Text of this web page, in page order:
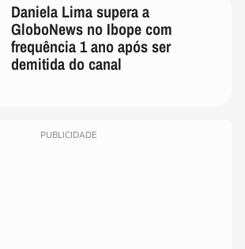
Daniela Lima supera a
GloboNews no Ibope com
frequência 1 ano após ser
demitida do canal
PUBLICIDADE